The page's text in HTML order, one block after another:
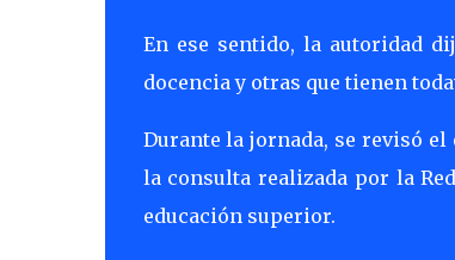
En ese sentido, la autoridad
docencia y otras que tienen
Durante la jornada, se revisó
la consulta realizada por la
educación superior.